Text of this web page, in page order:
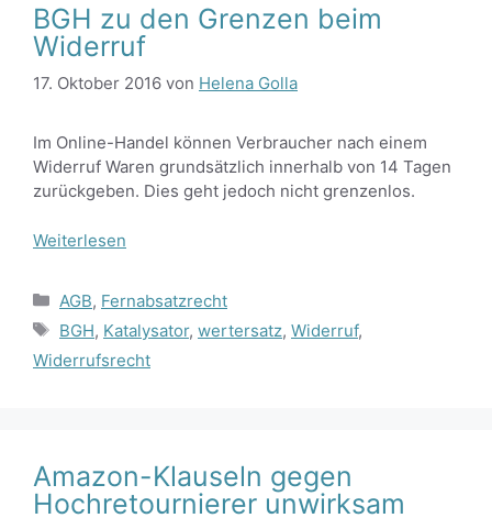
BGH zu den Grenzen beim
Widerruf
17. Oktober 2016 von Helena Golla
Im Online-Handel können Verbraucher nach einem
Widerruf Waren grundsätzlich innerhalb von 14 Tagen
zurückgeben. Dies geht jedoch nicht grenzenlos.
Weiterlesen
Kategorien
AGB, Fernabsatzrecht
Schlagwörter
BGH, Katalysator, wertersatz, Widerruf,
Widerrufsrecht
Amazon-Klauseln gegen
Hochretournierer unwirksam